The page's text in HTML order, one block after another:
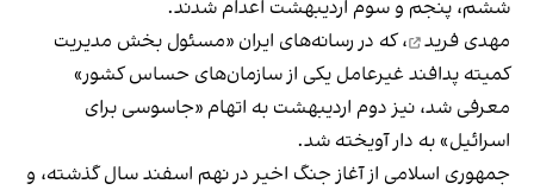
ششم، پنجم و سوم اردیبهشت اعدام شدند.
مهدی فرید
، که در رسانه‌های ایران «مسئول بخش مدیریت
کمیته پدافند غیرعامل یکی از سازمان‌های حساس کشور»
معرفی شد، نیز دوم اردیبهشت به اتهام «جاسوسی برای
اسرائیل» به دار آویخته شد.
جمهوری اسلامی از آغاز جنگ اخیر در نهم اسفند سال گذشته، و